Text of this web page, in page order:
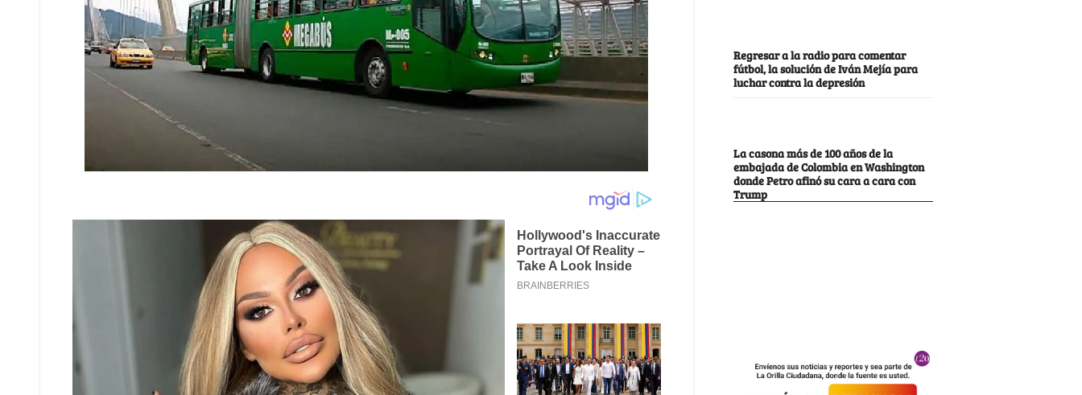
Regresar a la radio para comentar
fútbol, la solución de Iván Mejía para
luchar contra la depresión
La casona más de 100 años de la
embajada de Colombia en Washington
donde Petro afinó su cara a cara con
Trump